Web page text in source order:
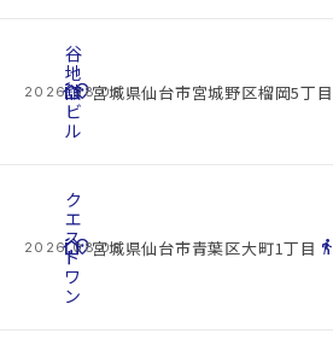
2026.08.08
cottage
谷
地
舘
ビ
ル
location_on宮城県仙台市宮城野区榴岡5丁目
2026.08.08
cottage
ク
エ
ス
ト
ワ
ン
location_on宮城県仙台市青葉区大町1丁目 directions_walk